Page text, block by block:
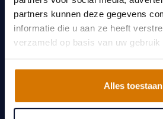
partners kunnen deze gegevens
informatie die u aan ze heeft
verzameld op basis van uw
Alles toestaan